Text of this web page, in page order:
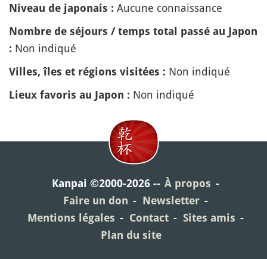
Niveau de japonais : Aucune connaissance
Nombre de séjours / temps total passé au Japon
: Non indiqué
Villes, îles et régions visitées : Non indiqué
Lieux favoris au Japon : Non indiqué
Kanpai ©2000-2026
À propos
Faire un don
Newsletter
Mentions légales
Contact
Sites amis
Plan du site